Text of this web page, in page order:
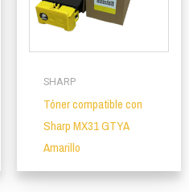
SHARP
Tóner compatible con
Sharp MX31 GTYA
Amarillo